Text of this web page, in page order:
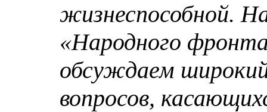
жизнеспособной.
«Народного
обсуждаем
вопросов,